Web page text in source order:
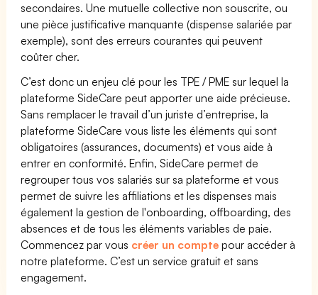
secondaires. Une mutuelle collective non souscrite, ou
une pièce justificative manquante (dispense salariée par
exemple), sont des erreurs courantes qui peuvent
coûter cher.
C’est donc un enjeu clé pour les TPE / PME sur lequel la
plateforme SideCare peut apporter une aide précieuse.
Sans remplacer le travail d’un juriste d’entreprise, la
plateforme SideCare vous liste les éléments qui sont
obligatoires (assurances, documents) et vous aide à
entrer en conformité. Enfin, SideCare permet de
regrouper tous vos salariés sur sa plateforme et vous
permet de suivre les affiliations et les dispenses mais
également la gestion de l'onboarding, offboarding, des
absences et de tous les éléments variables de paie.
Commencez par vous créer un compte pour accéder à
notre plateforme. C’est un service gratuit et sans
engagement.